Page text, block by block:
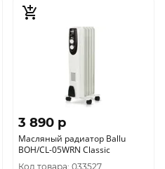
3 890 p
Масляный радиатор Ballu
BOH/CL-05WRN Classic
Код товара: 033527